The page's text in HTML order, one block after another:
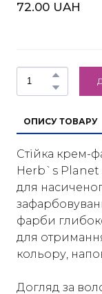
72.00 UAH
ОПИСУ ТОВАРУ
Стійка крем-
Нerb`s Planet
для
фарби
для
кольору,
Догляд за